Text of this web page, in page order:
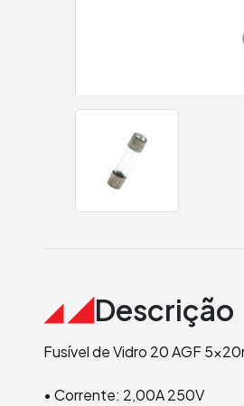
Descrição
Fusível de Vidro 20 AGF
• Corrente: 2,00A 250V